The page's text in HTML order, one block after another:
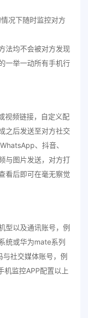
况下随时监控对方
法均不会被对方发现
一举一动所有手机行
视频链接，自定义配
之后发送至对方社交
、抖音、
与图片发送，对方打
看后即可在毫无察觉
型以及通讯账号，例
统或华为mate系列
社交媒体账号，例
机监控APP配置以上